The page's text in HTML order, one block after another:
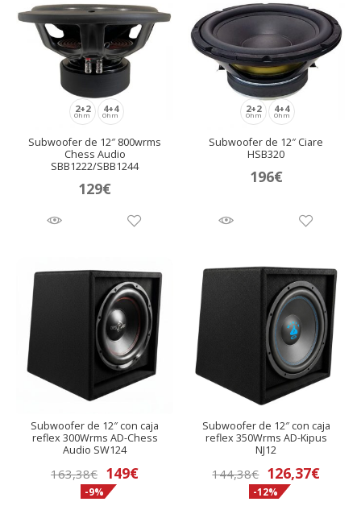
2+2
Ohm
4+4
Ohm
Subwoofer de 12″ 800wrms
Chess Audio
SBB1222/SBB1244
129€
2+2
Ohm
4+4
Ohm
Subwoofer de 12″ Ciare
HSB320
196€
Subwoofer de 12″ con caja
reflex 300Wrms AD-Chess
Audio SW124
163,38€ El
precio
149€El
-9%
Subwoofer de 12″ con caja
reflex 350Wrms AD-Kipus
NJ12
144,38€ El
precio
126,37€El
-12%